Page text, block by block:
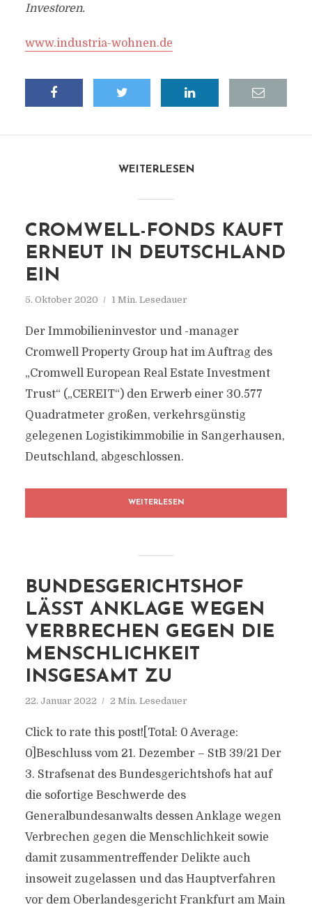
Investoren.
www.industria-wohnen.de
WEITERLESEN
CROMWELL-FONDS KAUFT
ERNEUT IN DEUTSCHLAND
EIN
5. Oktober 2020 1 Min. Lesedauer
Der Immobilieninvestor und -manager
Cromwell Property Group hat im Auftrag des
„Cromwell European Real Estate Investment
Trust“ („CEREIT“) den Erwerb einer 30.577
Quadratmeter großen, verkehrsgünstig
gelegenen Logistikimmobilie in Sangerhausen,
Deutschland, abgeschlossen.
WEITERLESEN
BUNDESGERICHTSHOF
LÄSST ANKLAGE WEGEN
VERBRECHEN GEGEN DIE
MENSCHLICHKEIT
INSGESAMT ZU
22. Januar 2022 2 Min. Lesedauer
Click to rate this post![Total: 0 Average:
0]Beschluss vom 21. Dezember – StB 39/21 Der
3. Strafsenat des Bundesgerichtshofs hat auf
die sofortige Beschwerde des
Generalbundesanwalts dessen Anklage wegen
Verbrechen gegen die Menschlichkeit sowie
damit zusammentreffender Delikte auch
insoweit zugelassen und das Hauptverfahren
vor dem Oberlandesgericht Frankfurt am Main